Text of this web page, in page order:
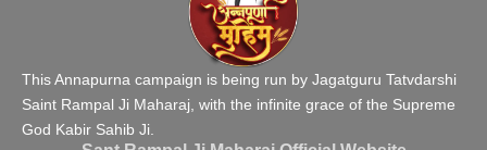
This Annapurna campaign is being run by Jagatguru Tatvdarshi
Saint Rampal Ji Maharaj, with the infinite grace of the Supreme
God Kabir Sahib Ji.